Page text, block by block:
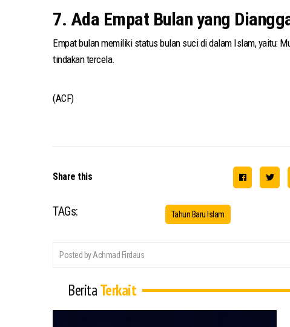
7. Ada Empat Bulan yang
Empat bulan memiliki status bulan suci di dalam Islam, yaitu:
tindakan tercela.
(ACF)
Share this
TAGs: Tahun Baru Islam
Posted by Achmad Firdaus
BeritaTerkait